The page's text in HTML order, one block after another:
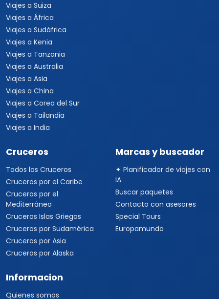
Viajes a Suiza
Viajes a África
Viajes a Sudáfrica
Viajes a Kenia
Viajes a Tanzania
Viajes a Australia
Viajes a Asia
Viajes a China
Viajes a Corea del Sur
Viajes a Tailandia
Viajes a India
Cruceros
Todos los Cruceros
Cruceros por el Caribe
Cruceros por el
Mediterráneo
Cruceros Islas Griegas
Cruceros por Sudamérica
Cruceros por Asia
Cruceros por Alaska
Marcas y buscador
✦ Planificador de viajes con
IA
Buscar paquetes
Contacto con asesores
Special Tours
Europamundo
Informacion
Quienes somos